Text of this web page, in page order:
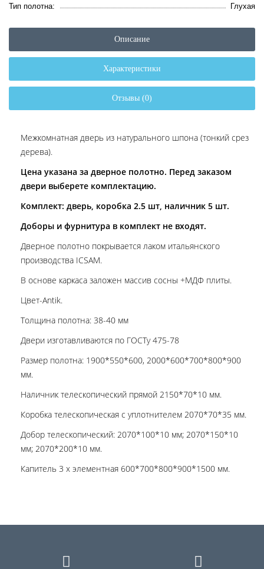
Тип полотна:
Глухая
Описание
Характеристики
Отзывы (0)
Межкомнатная дверь из натурального шпона (тонкий срез
дерева).
Цена указана за дверное полотно. Перед заказом
двери выберете комплектацию.
Комплект: дверь, коробка 2.5 шт, наличник 5 шт.
Доборы и фурнитура в комплект не входят.
Дверное полотно покрывается лаком итальянского
производства ICSAM.
В основе каркаса заложен массив сосны +МДФ плиты.
Цвет-Antik.
Толщина полотна: 38-40 мм
Двери изготавливаются по ГОСТу 475-78
Размер полотна: 1900*550*600, 2000*600*700*800*900
мм.
Наличник телескопический прямой 2150*70*10 мм.
Коробка телескопическая с уплотнителем 2070*70*35 мм.
Добор телескопический: 2070*100*10 мм; 2070*150*10
мм; 2070*200*10 мм.
Капитель 3 х элементная 600*700*800*900*1500 мм.